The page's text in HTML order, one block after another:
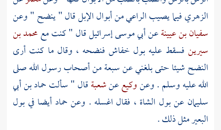
الزهريفيما يصيب الراعي من أبوال الإبل قال " ينضح " وعن
سفيان بن عيينةعنأبي موسى إسرائيلقال " كنت معمحمد بن
سيرين فسقط عليه بول خفاش فنضحه ، وقال ما كنت أرى
النضح شيئا حتى بلغني عن سبعة من أصحاب رسول الله صلى
الله عليه وسلم . وعنوكيععنشعبةقال " سألتحماد بن أبي
سليمان عن بول الشاة ، فقال اغسله . وعنحمادأيضا في بول
البعير مثل ذلك .